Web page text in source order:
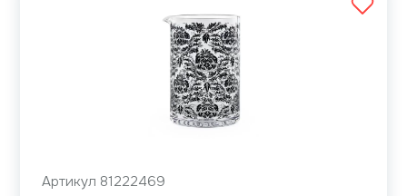
Артикул 81222469